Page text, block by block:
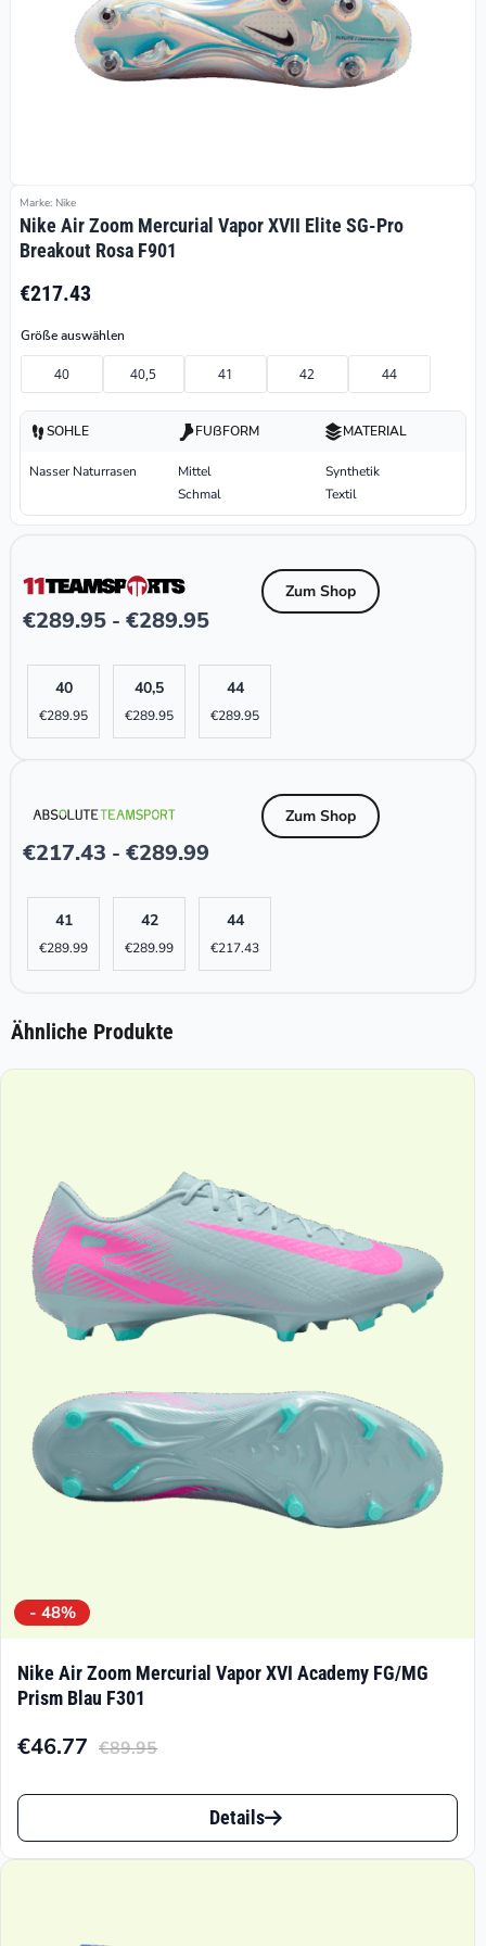
Marke: Nike
Nike Air Zoom Mercurial Vapor XVII Elite SG-Pro
Breakout Rosa F901
€217.43
Größe auswählen
40 40,5 41 42 44
SOHLE
Nasser Naturrasen
FUßFORM
Mittel
Schmal
MATERIAL
Synthetik
Textil
€289.95 - €289.95
Zum Shop
40
€289.95
40,5
€289.95
44
€289.95
€217.43 - €289.99
Zum Shop
41
€289.99
42
€289.99
44
€217.43
Ähnliche Produkte
- 48%
Nike Air Zoom Mercurial Vapor XVI Academy FG/MG
Prism Blau F301
€89.95
Ursprünglicher
Preis
€89.95
€46.77
Aktueller
Preis
€46.77.
Dieses
Produkt
Details